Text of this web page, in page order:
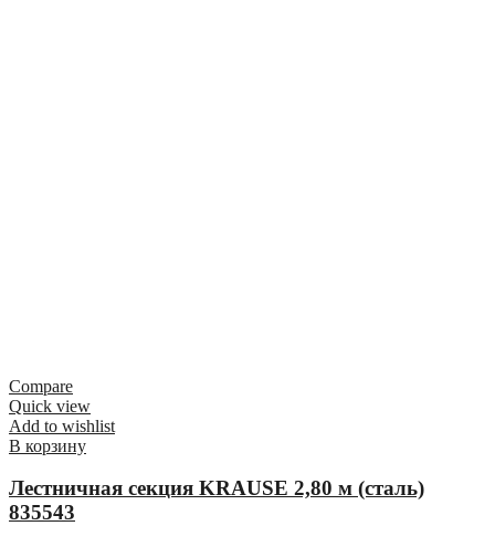
Compare
Quick view
Add to wishlist
В корзину
Лестничная секция KRAUSE 2,80 м (сталь)
835543